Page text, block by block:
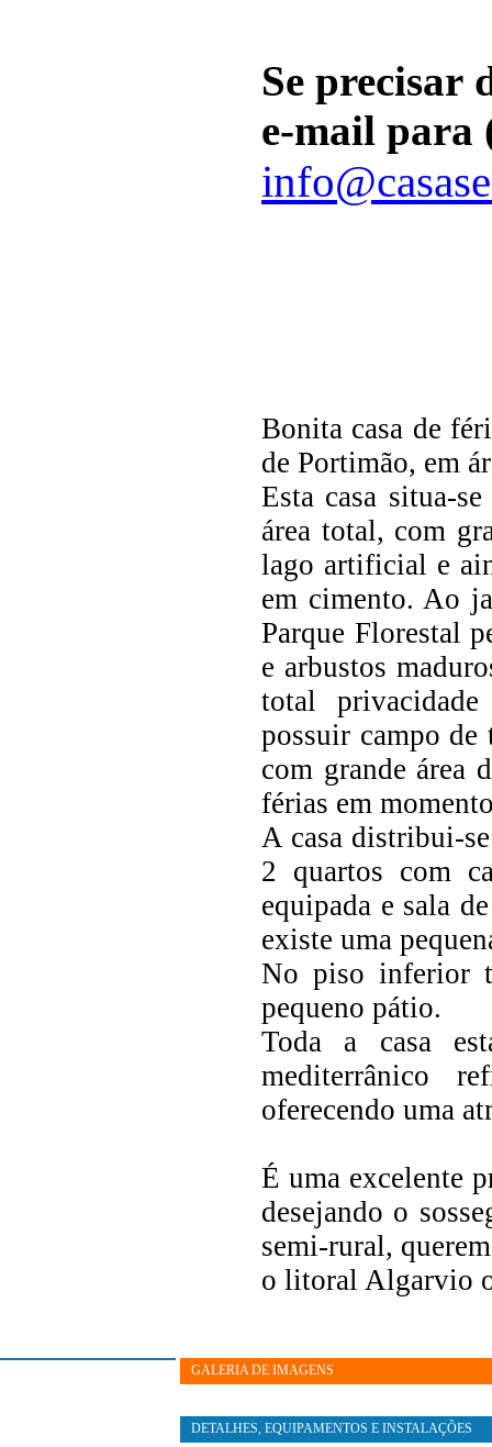
Se precisar
e-mail para
Bonita casa de
de Portimão, em
Esta casa situa-
área total, com
lago artificial e
em cimento. Ao
Parque Florestal
e arbustos
total
possuir campo de
com grande área
férias em
A casa distribui-
2 quartos com
equipada e sala
existe uma
No piso inferior
pequeno pátio.
Toda a casa
mediterrânico
oferecendo uma
É uma excelente
desejando o
semi-rural,
o litoral Algarvio
GALERIA DE IMAGENS
DETALHES, EQUIPAMENTOS E INSTALAÇÕES